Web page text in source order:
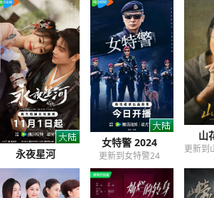
永夜星河
更新到永夜星河32
女特警 2024
更新到女特警24
山
更新到